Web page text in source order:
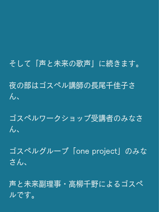
そして「声と未来の歌声」に続きます。
夜の部はゴスペル講師の長尾千佳子さ
ん、
ゴスペルワークショップ受講者のみなさ
ん、
ゴスペルグループ「one project」のみな
さん、
声と未来副理事・高柳千野によるゴスペ
ルです。